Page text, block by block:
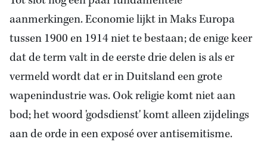
aanmerkingen. Economie lijkt in Maks Europa
tussen 1900 en 1914 niet te bestaan; de enige keer
dat de term valt in de eerste drie delen is als er
vermeld wordt dat er in Duitsland een grote
wapenindustrie was. Ook religie komt niet aan
bod; het woord 'godsdienst' komt alleen zijdelings
aan de orde in een exposé over antisemitisme.